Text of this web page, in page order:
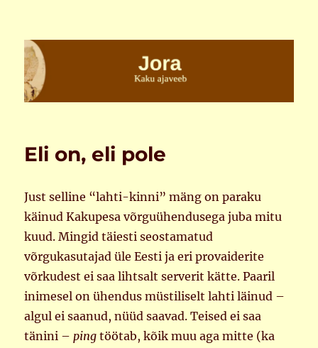
Jora
Eli on, eli pole
Just selline “lahti-kinni” mäng on paraku
käinud Kakupesa võrguühendusega juba mitu
kuud. Mingid täiesti seostamatud
võrgukasutajad üle Eesti ja eri provaiderite
võrkudest ei saa lihtsalt serverit kätte. Paaril
inimesel on ühendus müstiliselt lahti läinud –
algul ei saanud, nüüd saavad. Teised ei saa
tänini –ping töötab, kõik muu aga mitte (ka